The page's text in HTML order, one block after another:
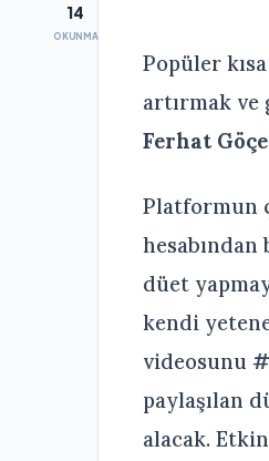
14
OKUNMA
Popüler
artırmak ve
Ferhat
Platformun
hesabından
düet
kendi
videosunu
paylaşılan
alacak.